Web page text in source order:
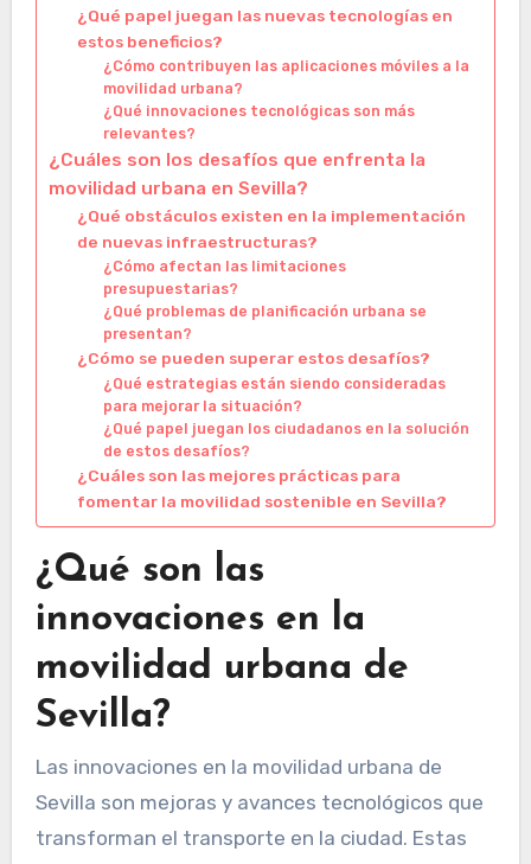
¿Qué papel juegan las nuevas tecnologías en
estos beneficios?
¿Cómo contribuyen las aplicaciones móviles a la
movilidad urbana?
¿Qué innovaciones tecnológicas son más
relevantes?
¿Cuáles son los desafíos que enfrenta la
movilidad urbana en Sevilla?
¿Qué obstáculos existen en la implementación
de nuevas infraestructuras?
¿Cómo afectan las limitaciones
presupuestarias?
¿Qué problemas de planificación urbana se
presentan?
¿Cómo se pueden superar estos desafíos?
¿Qué estrategias están siendo consideradas
para mejorar la situación?
¿Qué papel juegan los ciudadanos en la solución
de estos desafíos?
¿Cuáles son las mejores prácticas para
fomentar la movilidad sostenible en Sevilla?
¿Qué son las
innovaciones en la
movilidad urbana de
Sevilla?
Las innovaciones en la movilidad urbana de
Sevilla son mejoras y avances tecnológicos que
transforman el transporte en la ciudad. Estas